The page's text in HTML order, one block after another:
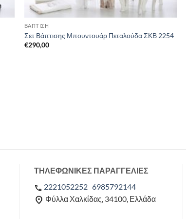
ΒΑΠΤΙΣΗ
Σετ Βάπτισης Μπουντουάρ Πεταλούδα ΣΚΒ 2254
€290,00
ΤΗΛΕΦΩΝΙΚΕΣ ΠΑΡΑΓΓΕΛΙΕΣ
2221052252 6985792144
Φύλλα Χαλκίδας, 34100, Ελλάδα